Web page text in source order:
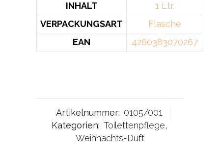
INHALT
1 Ltr.
VERPACKUNGSART
Flasche
EAN
4260383070267
Artikelnummer: 0105/001
Kategorien: Toilettenpflege,
Weihnachts-Duft